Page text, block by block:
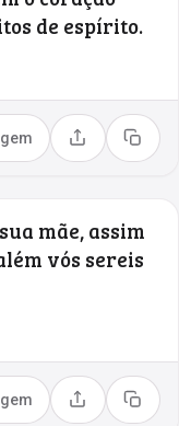
de espírito.
Compartilhar
Copiar
mãe, assim
vós sereis
Compartilhar
Copiar